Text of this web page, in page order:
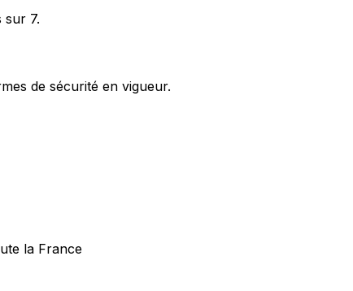
sur 7.
de sécurité en vigueur.
la France